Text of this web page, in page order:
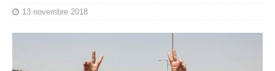
13 novembre 2018